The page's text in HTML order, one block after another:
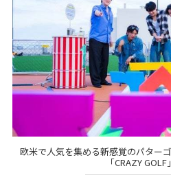
欧米で人気を集める新感覚のパター
「CRAZY